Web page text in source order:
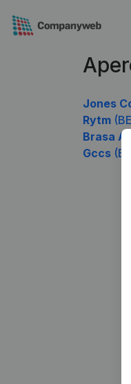
Jones
Rytm
Brasa
Gccs